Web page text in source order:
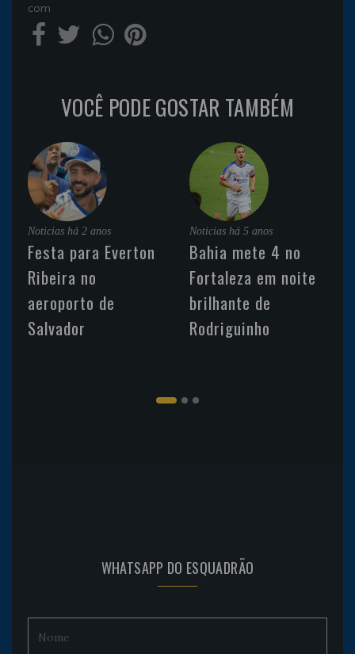
com
VOCÊ PODE GOSTAR TAMBÉM
Noticias há 2 anos
Festa para Everton
Ribeira no
aeroporto de
Salvador
Noticias há 5 anos
Bahia mete 4 no
Fortaleza em noite
brilhante de
Rodriguinho
WHATSAPP DO ESQUADRÃO